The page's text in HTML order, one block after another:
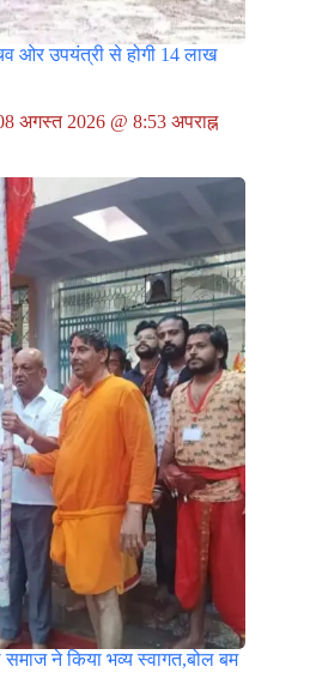
ओर उपयंत्री से होगी 14 लाख
अगस्त 2026 @ 8:53 अपराह्न
ने किया भव्य स्वागत,बोल बम